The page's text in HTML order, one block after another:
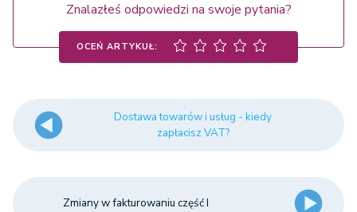
Znalazłeś odpowiedzi na swoje pytania?
OCEŃ ARTYKUŁ:
Dostawa towarów i usług - kiedy
zapłacisz VAT?
Zmiany w fakturowaniu część I